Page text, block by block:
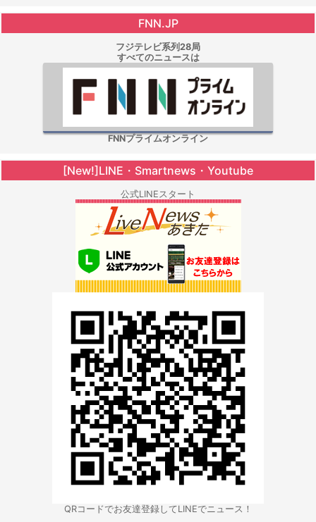
FNN.JP
フジテレビ系列28局
すべてのニュースは
FNNプライムオンライン
[New!]LINE・Smartnews・Youtube
公式LINEスタート
QRコードでお友達登録してLINEでニュース！